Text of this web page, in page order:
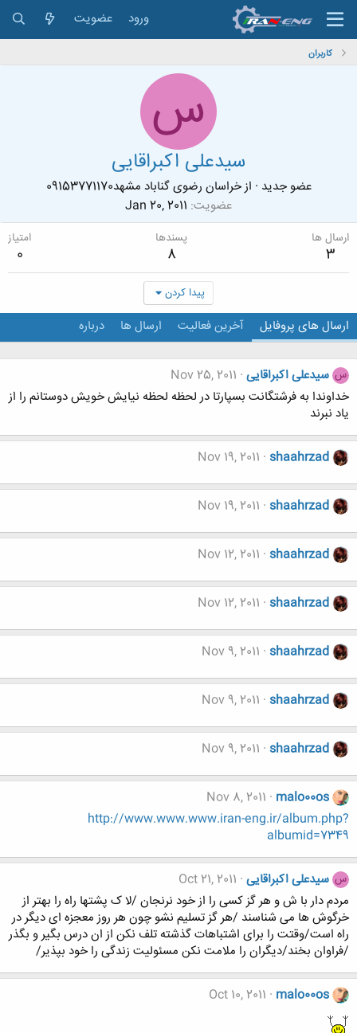
ورود عضویت
کاربران
س
سیدعلی اکبراقایی
عضو جدید · ازخراسان رضوی گناباد مشهد09153771170
عضویت Jan 20, 2011
ارسال ها
3
پسندها
8
امتیاز
0
پیدا کردن
ارسال های پروفایل آخرین فعالیت ارسال ها درباره
س سیدعلی اکبراقایی Nov 25, 2011
خداوندا به فرشتگانت بسپارتا در لحظه لحظه نیایش خویش دوستانم را از
یاد نبرند
shaahrzad
Nov 19, 2011
shaahrzad
Nov 19, 2011
shaahrzad
Nov 12, 2011
shaahrzad
Nov 12, 2011
shaahrzad
Nov 9, 2011
shaahrzad
Nov 9, 2011
shaahrzad
Nov 9, 2011
malo00os
Nov 8, 2011
http://www.www.www.iran-eng.ir/album.php?
albumid=7349
س سیدعلی اکبراقایی Oct 21, 2011
مردم دار با ش و هر گز کسی را از خود نرنجان /لا ک پشتها راه را بهتر از
خرگوش ها می شناسند /هر گز تسلیم نشو چون هر روز معجزه ای دیگر در
راه است/وقتت را برای اشتباهات گذشته تلف نکن از ان درس بگیر و بگذر
/فراوان بخند/دیگران را ملامت نکن مسئولیت زندگی را خود بپذیر/
malo00os
Oct 10, 2011